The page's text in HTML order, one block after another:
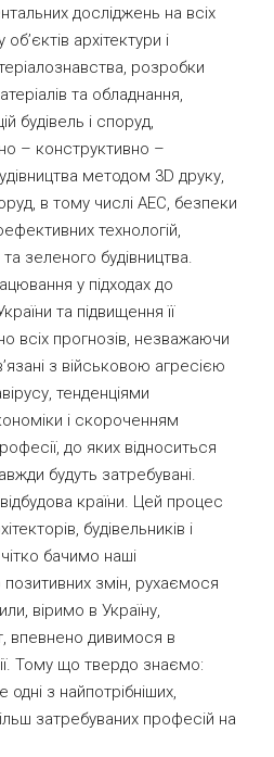
досліджень на всіх
архітектури і
розробки
та обладнання,
будівель і споруд,
– конструктивно –
методом 3D друку,
в тому числі АЕС, безпеки
технологій,
та зеленого будівництва.
у підходах до
та підвищення її
всіх прогнозів, незважаючи
з військовою агресією
тенденціями
і скороченням
до яких відноситься
будуть затребувані.
країни. Цей процес
будівельників і
бачимо наші
змін, рухаємося
віримо в Україну,
впевнено дивимося в
Тому що твердо знаємо:
одні з найпотрібніших,
затребуваних професій на